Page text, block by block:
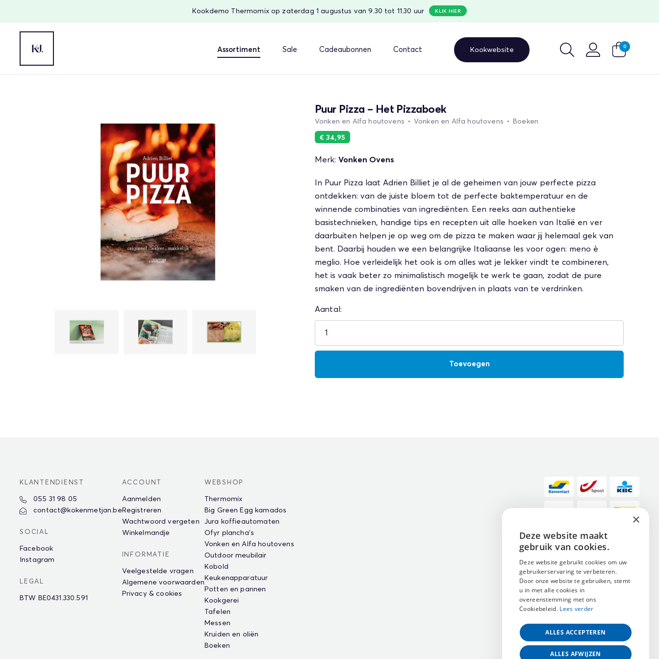
Kookdemo Thermomix op zaterdag 1 augustus van 9.30 tot 11.30 uur KLIK HIER
Assortiment Sale Cadeaubonnen Contact Kookwebsite 0
Puur Pizza – Het Pizzaboek
Vonken en Alfa houtovens • Vonken en Alfa houtovens • Boeken
€ 34,95
Merk: Vonken Ovens
In Puur Pizza laat Adrien Billiet je al de geheimen van jouw perfecte pizza
ontdekken: van de juiste bloem tot de perfecte baktemperatuur en de
winnende combinaties van ingre­diënten. Een reeks aan authentieke
basistechnieken, handige tips en recepten uit alle hoeken van Italië en ver
daarbuiten helpen je op weg om de pizza te maken waar jij helemaal gek van
bent. Daarbij houden we een belangrijke Italiaanse les voor ogen: meno è
meglio. Hoe verleidelijk het ook is om alles wat je lekker vindt te combineren,
het is vaak beter zo minimalistisch mogelijk te werk te gaan, zodat de pure
smaken van de ingrediënten bovendrijven in plaats van te verdrinken.
Aantal:
KLANTENDIENST
055 31 98 05
contact@kokenmetjan.be
SOCIAL
Facebook
Instagram
LEGAL
BTW BE0431.330.591
ACCOUNT
Aanmelden
Registreren
Wachtwoord vergeten
Winkelmandje
INFORMATIE
Veelgestelde vragen
Algemene voorwaarden
Privacy & cookies
WEBSHOP
Thermomix
Big Green Egg kamados
Jura koffieautomaten
Ofyr plancha's
Vonken en Alfa houtovens
Outdoor meubilair
Kobold
Keukenapparatuur
Potten en pannen
Kookgerei
Tafelen
Messen
Kruiden en oliën
Boeken
ENGLISH
FRANÇAIS
×
Deze website maakt
gebruik van cookies.
Deze website gebruikt cookies om uw
gebruikerservaring te verbeteren.
Door onze website te gebruiken, stemt
u in met alle cookies in
overeenstemming met ons
Cookiebeleid. Lees verder
ALLES ACCEPTEREN
ALLES AFWIJZEN